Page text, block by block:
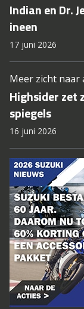
Indian en Dr.
ineen
17 juni 2026
Meer zicht naar
Highsider zet
spiegels
16 juni 2026